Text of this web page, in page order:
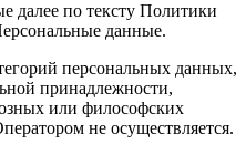
далее по тексту Политики
данные.
персональных данных,
принадлежности,
или философских
не осуществляется.